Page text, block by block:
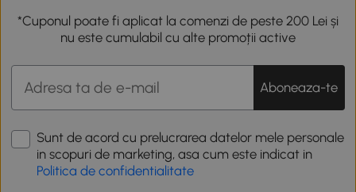
*Cuponul poate fi aplicat la comenzi de peste 200 Lei și
nu este cumulabil cu alte promoții active
Aboneaza-te
Sunt de acord cu prelucrarea datelor mele personale
in scopuri de marketing, asa cum este indicat in
Politica de confidentialitate